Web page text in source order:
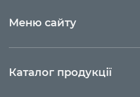
Меню сайту
Каталог продукції